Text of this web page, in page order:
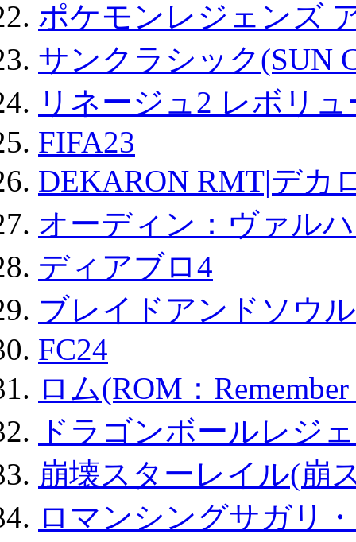
ポケモンレジェンズ
サンクラシック(SUN
リネージュ2 レボリ
FIFA23
DEKARON RMT|デカ
オーディン：ヴァル
ディアブロ4
ブレイドアンドソウ
FC24
ロム(ROM：
ドラゴンボールレジ
崩壊スターレイル(崩
ロマンシングサガリ